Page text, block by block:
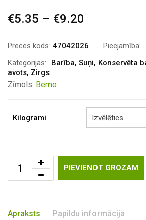
€5.35 – €9.20
€5.35
through
Preces kods: 47042026 Pieejamība:
Kategorijas:
Barība, Suņi, Konservēta
avots, Zirgs
Zīmols: Bemo
Kilogrami
PIEVIENOT GROZAM
Apraksts Papildu informācija